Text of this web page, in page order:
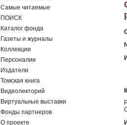
Самые читаемые
ПОИСК
Каталог фонда
Газеты и журналы
Коллекции
Персоналии
Издатели
Томская книга
Видеолекторий
Виртуальные выставки
Фонды партнеров
О проекте